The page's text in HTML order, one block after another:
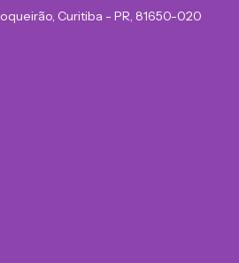
Curitiba - PR, 81650-020